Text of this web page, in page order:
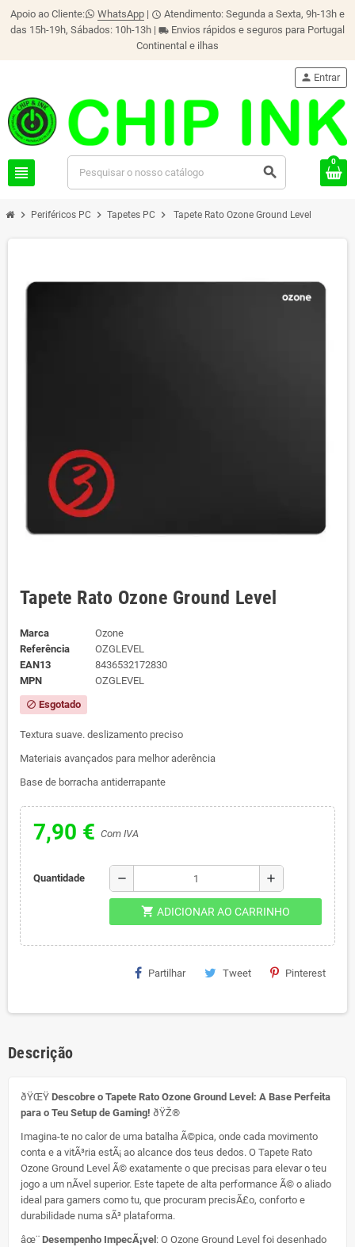
Apoio ao Cliente: WhatsApp | schedule Atendimento: Segunda a Sexta, 9h-13h e
das 15h-19h, Sábados: 10h-13h | local_shipping Envios rápidos e seguros para Portugal
Continental e ilhas
view_headline search
person Entrar
0
chevron_right Periféricos PC chevron_right Tapetes PC chevron_right Tapete Rato Ozone Ground Level
Tapete Rato Ozone Ground Level
Marca
Ozone
Referência
OZGLEVEL
EAN13
8436532172830
MPN
OZGLEVEL
block Esgotado
Textura suave. deslizamento preciso
Materiais avançados para melhor aderência
Base de borracha antiderrapante
7,90 € Com IVA
Quantidade remove add
shopping_cart ADICIONAR AO CARRINHO
Partilhar Tweet Pinterest
Descrição
ðŸŒŸ Descobre o Tapete Rato Ozone Ground Level: A Base Perfeita
para o Teu Setup de Gaming! ðŸŽ®
Imagina-te no calor de uma batalha Ã©pica, onde cada movimento
conta e a vitÃ³ria estÃ¡ ao alcance dos teus dedos. O Tapete Rato
Ozone Ground Level Ã© exatamente o que precisas para elevar o teu
jogo a um nÃ­vel superior. Este tapete de alta performance Ã© o aliado
ideal para gamers como tu, que procuram precisÃ£o, conforto e
durabilidade numa sÃ³ plataforma.
âœ¨ Desempenho ImpecÃ¡vel : O Ozone Ground Level foi desenhado